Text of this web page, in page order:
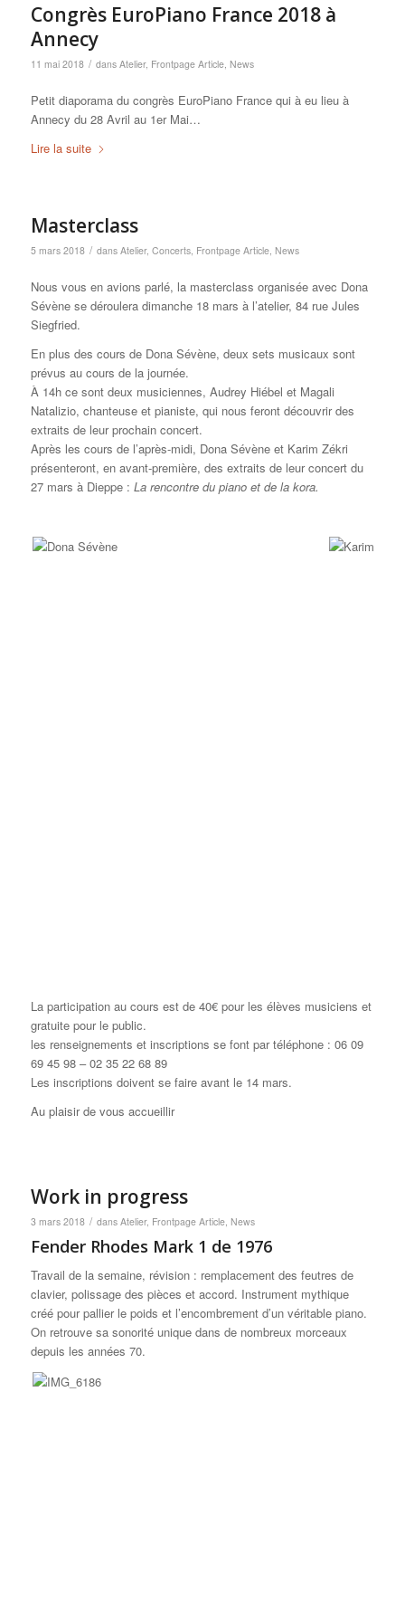
Congrès EuroPiano France 2018 à
Annecy
11 mai 2018 / dans Atelier, Frontpage Article, News
Petit diaporama du congrès EuroPiano France qui à eu lieu à
Annecy du 28 Avril au 1er Mai…
Lire la suite
Masterclass
5 mars 2018 / dans Atelier, Concerts, Frontpage Article, News
Nous vous en avions parlé, la masterclass organisée avec Dona
Sévène se déroulera dimanche 18 mars à l’atelier, 84 rue Jules
Siegfried.
En plus des cours de Dona Sévène, deux sets musicaux sont
prévus au cours de la journée.
À 14h ce sont deux musiciennes, Audrey Hiébel et Magali
Natalizio, chanteuse et pianiste, qui nous feront découvrir des
extraits de leur prochain concert.
Après les cours de l’après-midi, Dona Sévène et Karim Zékri
présenteront, en avant-première, des extraits de leur concert du
27 mars à Dieppe : La rencontre du piano et de la kora.
La participation au cours est de 40€ pour les élèves musiciens et
gratuite pour le public.
les renseignements et inscriptions se font par téléphone : 06 09
69 45 98 – 02 35 22 68 89
Les inscriptions doivent se faire avant le 14 mars.
Au plaisir de vous accueillir
Work in progress
3 mars 2018 / dans Atelier, Frontpage Article, News
Fender Rhodes Mark 1 de 1976
Travail de la semaine, révision : remplacement des feutres de
clavier, polissage des pièces et accord. Instrument mythique
créé pour pallier le poids et l’encombrement d’un véritable piano.
On retrouve sa sonorité unique dans de nombreux morceaux
depuis les années 70.